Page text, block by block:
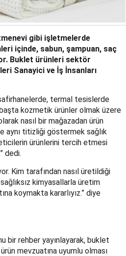
gibi işletmelerde
içinde, sabun, şampuan, saç
Buklet ürünleri sektör
Sanayici ve İş İnsanları
termal tesislerde
kozmetik ürünler olmak üzere
nasıl bir mağazadan ürün
aynı titizliği göstermek sağlık
ürünlerini tercih etmesi
dedi.
Kim tarafından nasıl üretildiği
kimyasallarla üretim
koymakta kararlıyız.” diye
bir rehber yayınlayarak, buklet
mevzuatına uyumlu olması